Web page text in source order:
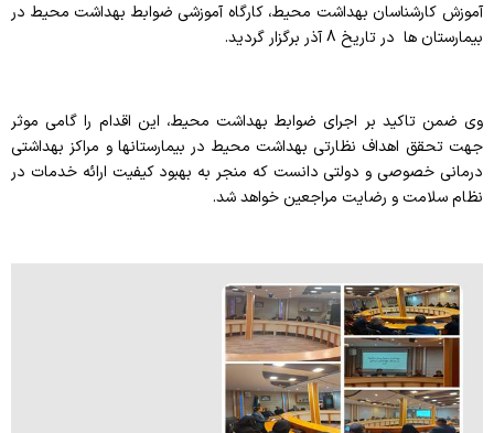
آموزش کارشناسان بهداشت محیط، کارگاه آموزشی ضوابط بهداشت محیط در
بیمارستان ها در تاریخ 8 آذر برگزار گردید.
وی ضمن تاکید بر اجرای ضوابط بهداشت محیط، این اقدام را گامی موثر
جهت تحقق اهداف نظارتی بهداشت محیط در بیمارستانها و مراکز بهداشتی
درمانی خصوصی و دولتی دانست که منجر به بهبود کیفیت ارائه خدمات در
نظام سلامت و رضایت مراجعین خواهد شد.